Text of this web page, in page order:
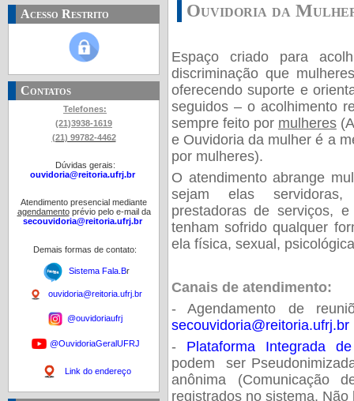
Acesso Restrito
Contatos
Telefones:
(21)3938-1619
(21) 99782-4462
Dúvidas gerais:
ouvidoria@reitoria.ufrj.br
Atendimento presencial mediante
agendamentoprévio pelo e-mail da
secouvidoria@reitoria.ufrj.br
Demais formas de contato:
Sistema Fala.Br
ouvidoria@reitoria.ufrj.br
@ouvidoriaufrj
@OuvidoriaGeralUFRJ
Link do endereço
Ouvidoria da
Espaço criado para
discriminação que
oferecendo suporte e
seguidos – o acolhimento
sempre feito por mulheres
e Ouvidoria da mulher é a
por mulheres).
O atendimento abrange
sejam elas servidoras,
prestadoras de serviços,
tenham sofrido qualquer
ela física, sexual,
Canais de atendimento:
- Agendamento de
secouvidoria@reitoria.ufrj.br
- Plataforma Integrada
podem ser
anônima (Comunicação
registrados no sistema.